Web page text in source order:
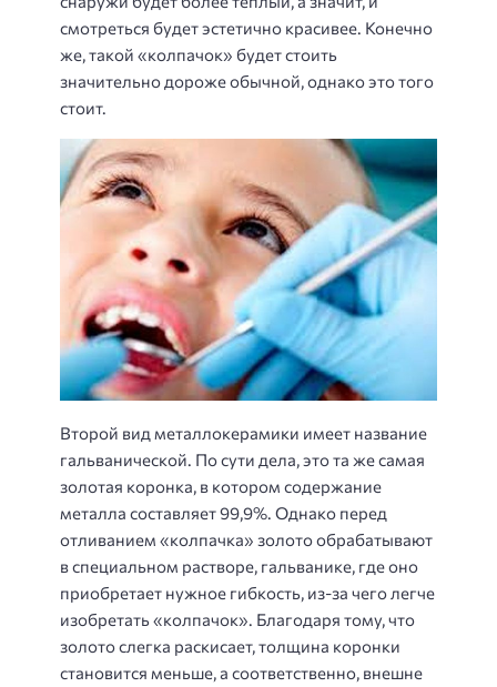
смотреться будет эстетично красивее. Конечно
же, такой «колпачок» будет стоить
значительно дороже обычной, однако это того
стоит.
Второй вид металлокерамики имеет название
гальванической. По сути дела, это та же самая
золотая коронка, в котором содержание
металла составляет 99,9%. Однако перед
отливанием «колпачка» золото обрабатывают
в специальном растворе, гальванике, где оно
приобретает нужное гибкость, из-за чего легче
изобретать «колпачок». Благодаря тому, что
золото слегка раскисает, толщина коронки
становится меньше, а соответственно, внешне